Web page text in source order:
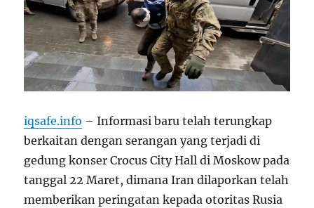
iqsafe.info – Informasi baru telah terungkap
berkaitan dengan serangan yang terjadi di
gedung konser Crocus City Hall di Moskow pada
tanggal 22 Maret, dimana Iran dilaporkan telah
memberikan peringatan kepada otoritas Rusia